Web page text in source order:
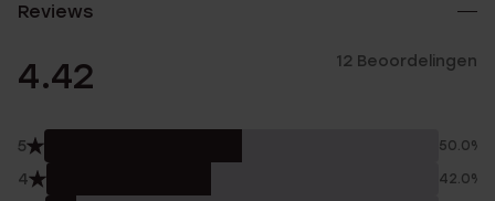
Reviews
4.42 12 Beoordelingen
5 50.0%
4 42.0%